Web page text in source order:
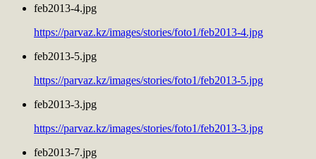
feb2013-4.jpg
https://parvaz.kz/images/stories/foto1/feb2013-4.jpg
feb2013-5.jpg
https://parvaz.kz/images/stories/foto1/feb2013-5.jpg
feb2013-3.jpg
https://parvaz.kz/images/stories/foto1/feb2013-3.jpg
feb2013-7.jpg